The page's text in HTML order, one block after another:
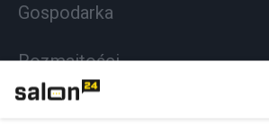
Gospodarka
Rozmaitości